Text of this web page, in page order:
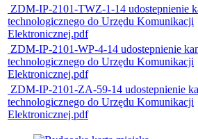
ZDM-IP-2101-TWZ-1-14 udostepnienie
technologicznego do Urzędu Komunikacji
Elektronicznej.pdf
ZDM-IP-2101-WP-4-14 udostepnienie
technologicznego do Urzędu Komunikacji
Elektronicznej.pdf
ZDM-IP-2101-ZA-59-14 udostepnienie
technologicznego do Urzędu Komunikacji
Elektronicznej.pdf